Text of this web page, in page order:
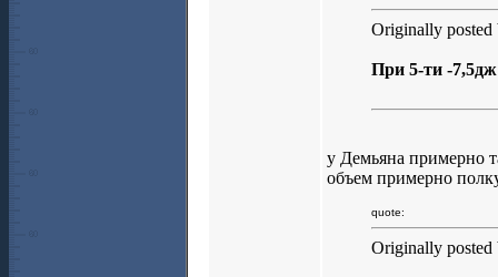
Originally
При 5-ти -
у Демьяна примерно
объем примерно
quote:
Originally